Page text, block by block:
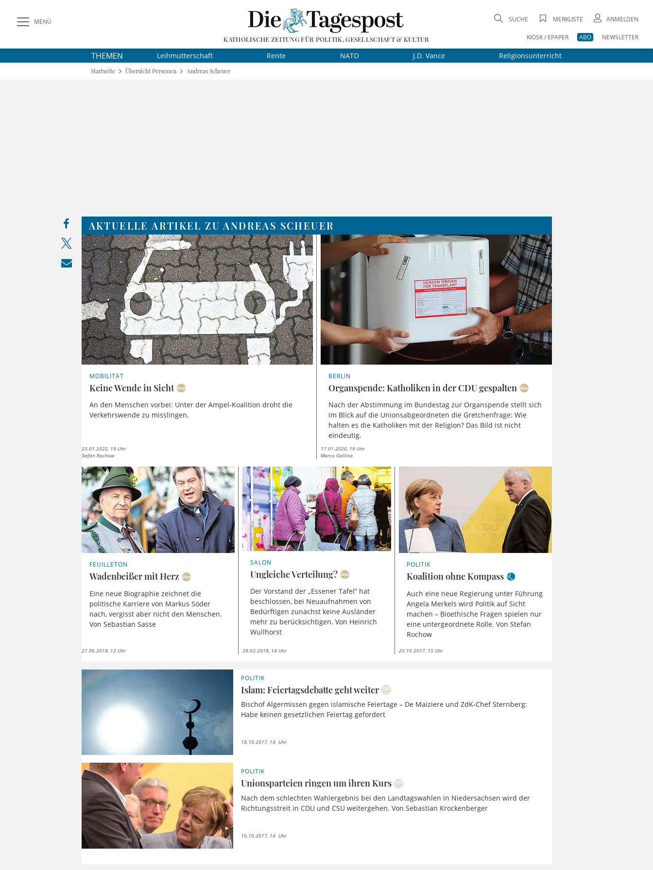
MENÜ
KATHOLISCHE ZEITUNG FÜR POLITIK, GESELLSCHAFT & KULTUR
SUCHE MERKLISTE ANMELDEN
KIOSK / EPAPER ABO NEWSLETTER
THEMEN Leihmutterschaft Rente NATO J.D. Vance Religionsunterricht
Startseite Übersicht Personen Andreas Scheuer
AKTUELLE ARTIKEL ZU ANDREAS SCHEUER
MOBILITÄT
Keine Wende in Sicht
An den Menschen vorbei: Unter der Ampel-Koalition droht die
Verkehrswende zu misslingen.
23.01.2022, 19 Uhr
Stefan Rochow
BERLIN
Organspende: Katholiken in der CDU gespalten
Nach der Abstimmung im Bundestag zur Organspende stellt sich
im Blick auf die Unionsabgeordneten die Gretchenfrage: Wie
halten es die Katholiken mit der Religion? Das Bild ist nicht
eindeutig.
17.01.2020, 19 Uhr
Marco Gallina
FEUILLETON
Wadenbeißer mit Herz
Eine neue Biographie zeichnet die
politische Karriere von Markus Söder
nach, vergisst aber nicht den Menschen.
Von Sebastian Sasse
27.06.2018, 12 Uhr
SALON
Ungleiche Verteilung?
Der Vorstand der „Essener Tafel“ hat
beschlossen, bei Neuaufnahmen von
Bedürftigen zunächst keine Ausländer
mehr zu berücksichtigen. Von Heinrich
Wullhorst
28.02.2018, 14 Uhr
POLITIK
Koalition ohne Kompass
Auch eine neue Regierung unter Führung
Angela Merkels wird Politik auf Sicht
machen – Bioethische Fragen spielen nur
eine untergeordnete Rolle. Von Stefan
Rochow
25.10.2017, 15 Uhr
POLITIK
Islam: Feiertagsdebatte geht weiter
Bischof Algermissen gegen islamische Feiertage – De Maiziere und ZdK-Chef Sternberg:
Habe keinen gesetzlichen Feiertag gefordert
18.10.2017, 14 Uhr
POLITIK
Unionsparteien ringen um ihren Kurs
Nach dem schlechten Wahlergebnis bei den Landtagswahlen in Niedersachsen wird der
Richtungsstreit in CDU und CSU weitergehen. Von Sebastian Krockenberger
16.10.2017, 14 Uhr